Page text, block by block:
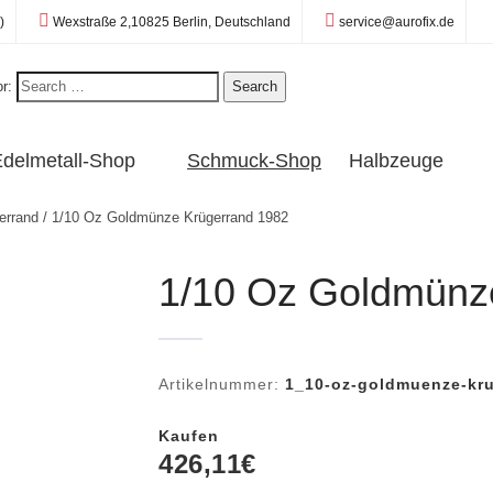
Standort:
Wexstraße 2,10825 Berlin, Deutschland E-Mail:
service@aurofix.de
Search
Shop Schmuck-Shop Halbzeuge
/ 1/10 Oz Goldmünze Krügerrand 1982
1/10 Oz
Artikelnummer:1_10-oz-goldmuenze-
Kaufen
426,11€